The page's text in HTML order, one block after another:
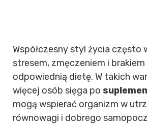
Współczesny styl życia często
stresem, zmęczeniem i brakiem
odpowiednią dietę. W takich
więcej osób sięga po
mogą wspierać organizm w
równowagi i dobrego